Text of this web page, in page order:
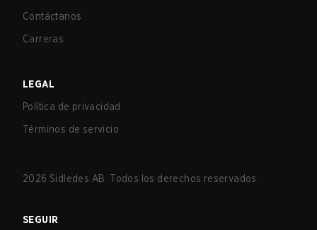
Contáctanos
Carreras
LEGAL
Política de privacidad
Términos de servicio
2026 Sidledes AB. Todos los derechos reservados.
SEGUIR